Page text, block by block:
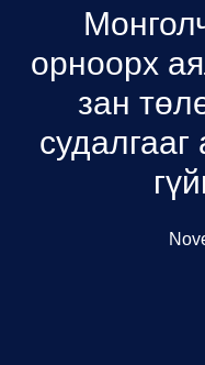
орноорх
зан